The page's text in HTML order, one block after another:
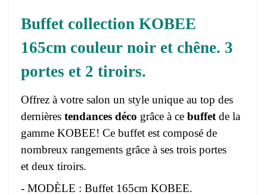
Buffet collection KOBEE
165cm couleur noir et chêne. 3
portes et 2 tiroirs.
Offrez à votre salon un style unique au top des
dernières tendances déco grâce à ce buffet de la
gamme KOBEE! Ce buffet est composé de
nombreux rangements grâce à ses trois portes
et deux tiroirs.
- MODÈLE : Buffet 165cm KOBEE.